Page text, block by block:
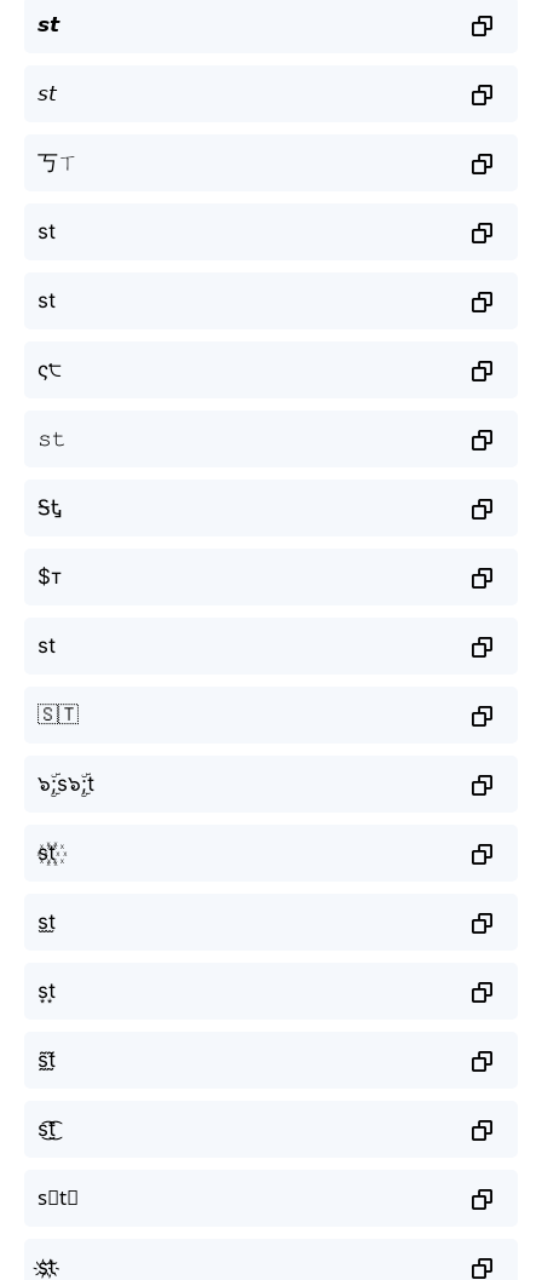
𝙨𝙩
𝘴𝘵
丂ㄒ
st
st
ς੮
𝚜𝚝
ᎦᎿ
$т
st
🇸🇹
๖ۣۜ;s๖ۣۜ;t
s꙰t꙰
s̫t̫
s͙t͙
s̰̃t̰̃
s͜͡t͜͡
s⃟t⃟
s҉t҉